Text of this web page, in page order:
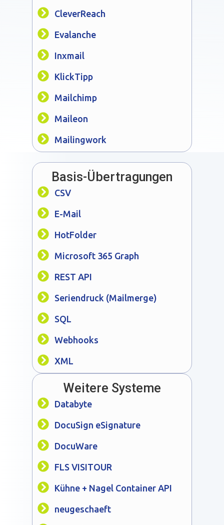
CleverReach
Evalanche
Inxmail
KlickTipp
Mailchimp
Maileon
Mailingwork
Basis-Übertragungen
CSV
E-Mail
HotFolder
Microsoft 365 Graph
REST API
Seriendruck (Mailmerge)
SQL
Webhooks
XML
Weitere Systeme
Databyte
DocuSign eSignature
DocuWare
FLS VISITOUR
Kühne + Nagel Container API
neugeschaeft